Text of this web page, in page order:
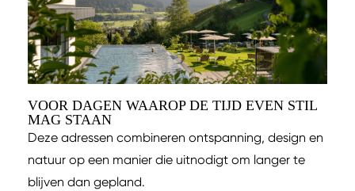
VOOR DAGEN WAAROP DE TIJD EVEN STIL
MAG STAAN
Deze adressen combineren ontspanning, design en
natuur op een manier die uitnodigt om langer te
blijven dan gepland.